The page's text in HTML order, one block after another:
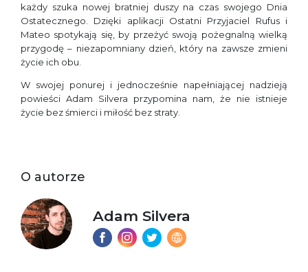
każdy szuka nowej bratniej duszy na czas swojego Dnia
Ostatecznego. Dzięki aplikacji Ostatni Przyjaciel Rufus i
Mateo spotykają się, by przeżyć swoją pożegnalną wielką
przygodę – niezapomniany dzień, który na zawsze zmieni
życie ich obu.
W swojej ponurej i jednocześnie napełniającej nadzieją
powieści Adam Silvera przypomina nam, że nie istnieje
życie bez śmierci i miłość bez straty.
O autorze
Adam Silvera